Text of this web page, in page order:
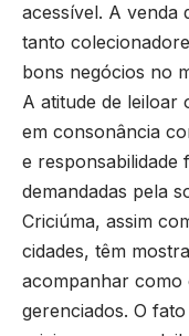
acessível. A venda
tanto
bons negócios no
A atitude de leiloar
em consonância
e responsabilidade
demandadas pela
Criciúma, assim
cidades, têm
acompanhar como
gerenciados. O